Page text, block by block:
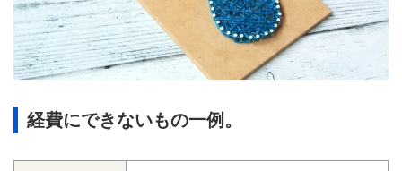
経費にできないもの一例。